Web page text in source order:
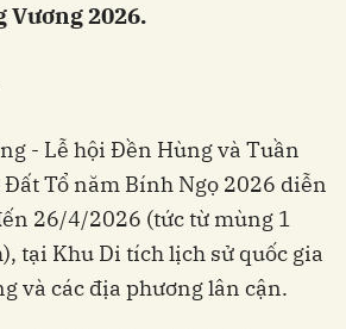
Vương 2026.
- Lễ hội Đền Hùng và Tuần
Đất Tổ năm Bính Ngọ 2026 diễn
26/4/2026 (tức từ mùng 1
tại Khu Di tích lịch sử quốc gia
và các địa phương lân cận.